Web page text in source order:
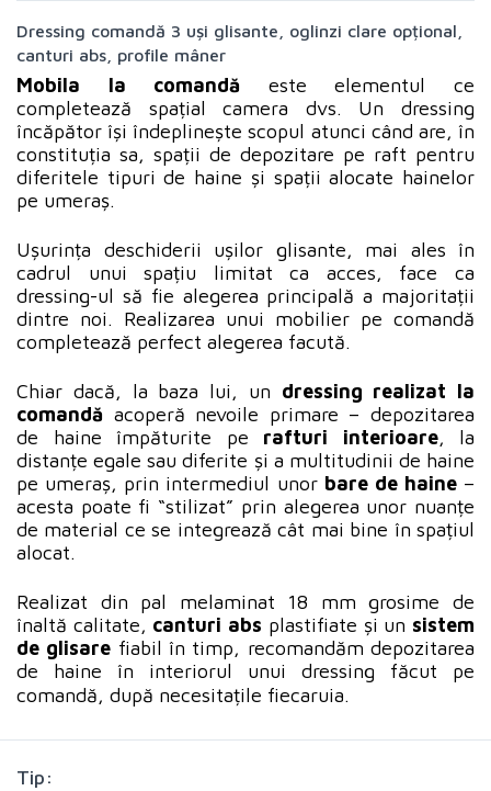
Dressing comandă 3 uși glisante, oglinzi clare opțional,
canturi abs, profile mâner
Mobila la comandă este elementul ce
completează spațial camera dvs. Un dressing
încăpător își îndeplinește scopul atunci când are, în
constituția sa, spații de depozitare pe raft pentru
diferitele tipuri de haine și spații alocate hainelor
pe umeraș.
Ușurința deschiderii ușilor glisante, mai ales în
cadrul unui spațiu limitat ca acces, face ca
dressing-ul să fie alegerea principală a majoritații
dintre noi. Realizarea unui mobilier pe comandă
completează perfect alegerea facută.
Chiar dacă, la baza lui, un dressing realizat la
comandă acoperă nevoile primare – depozitarea
de haine împăturite pe rafturi interioare, la
distanțe egale sau diferite și a multitudinii de haine
pe umeraș, prin intermediul unor bare de haine–
acesta poate fi “stilizat” prin alegerea unor nuanțe
de material ce se integrează cât mai bine în spațiul
alocat.
Realizat din pal melaminat 18 mm grosime de
înaltă calitate, canturi abs plastifiate și un sistem
de glisare fiabil în timp, recomandăm depozitarea
de haine în interiorul unui dressing făcut pe
comandă, după necesitațile fiecaruia.
Tip: